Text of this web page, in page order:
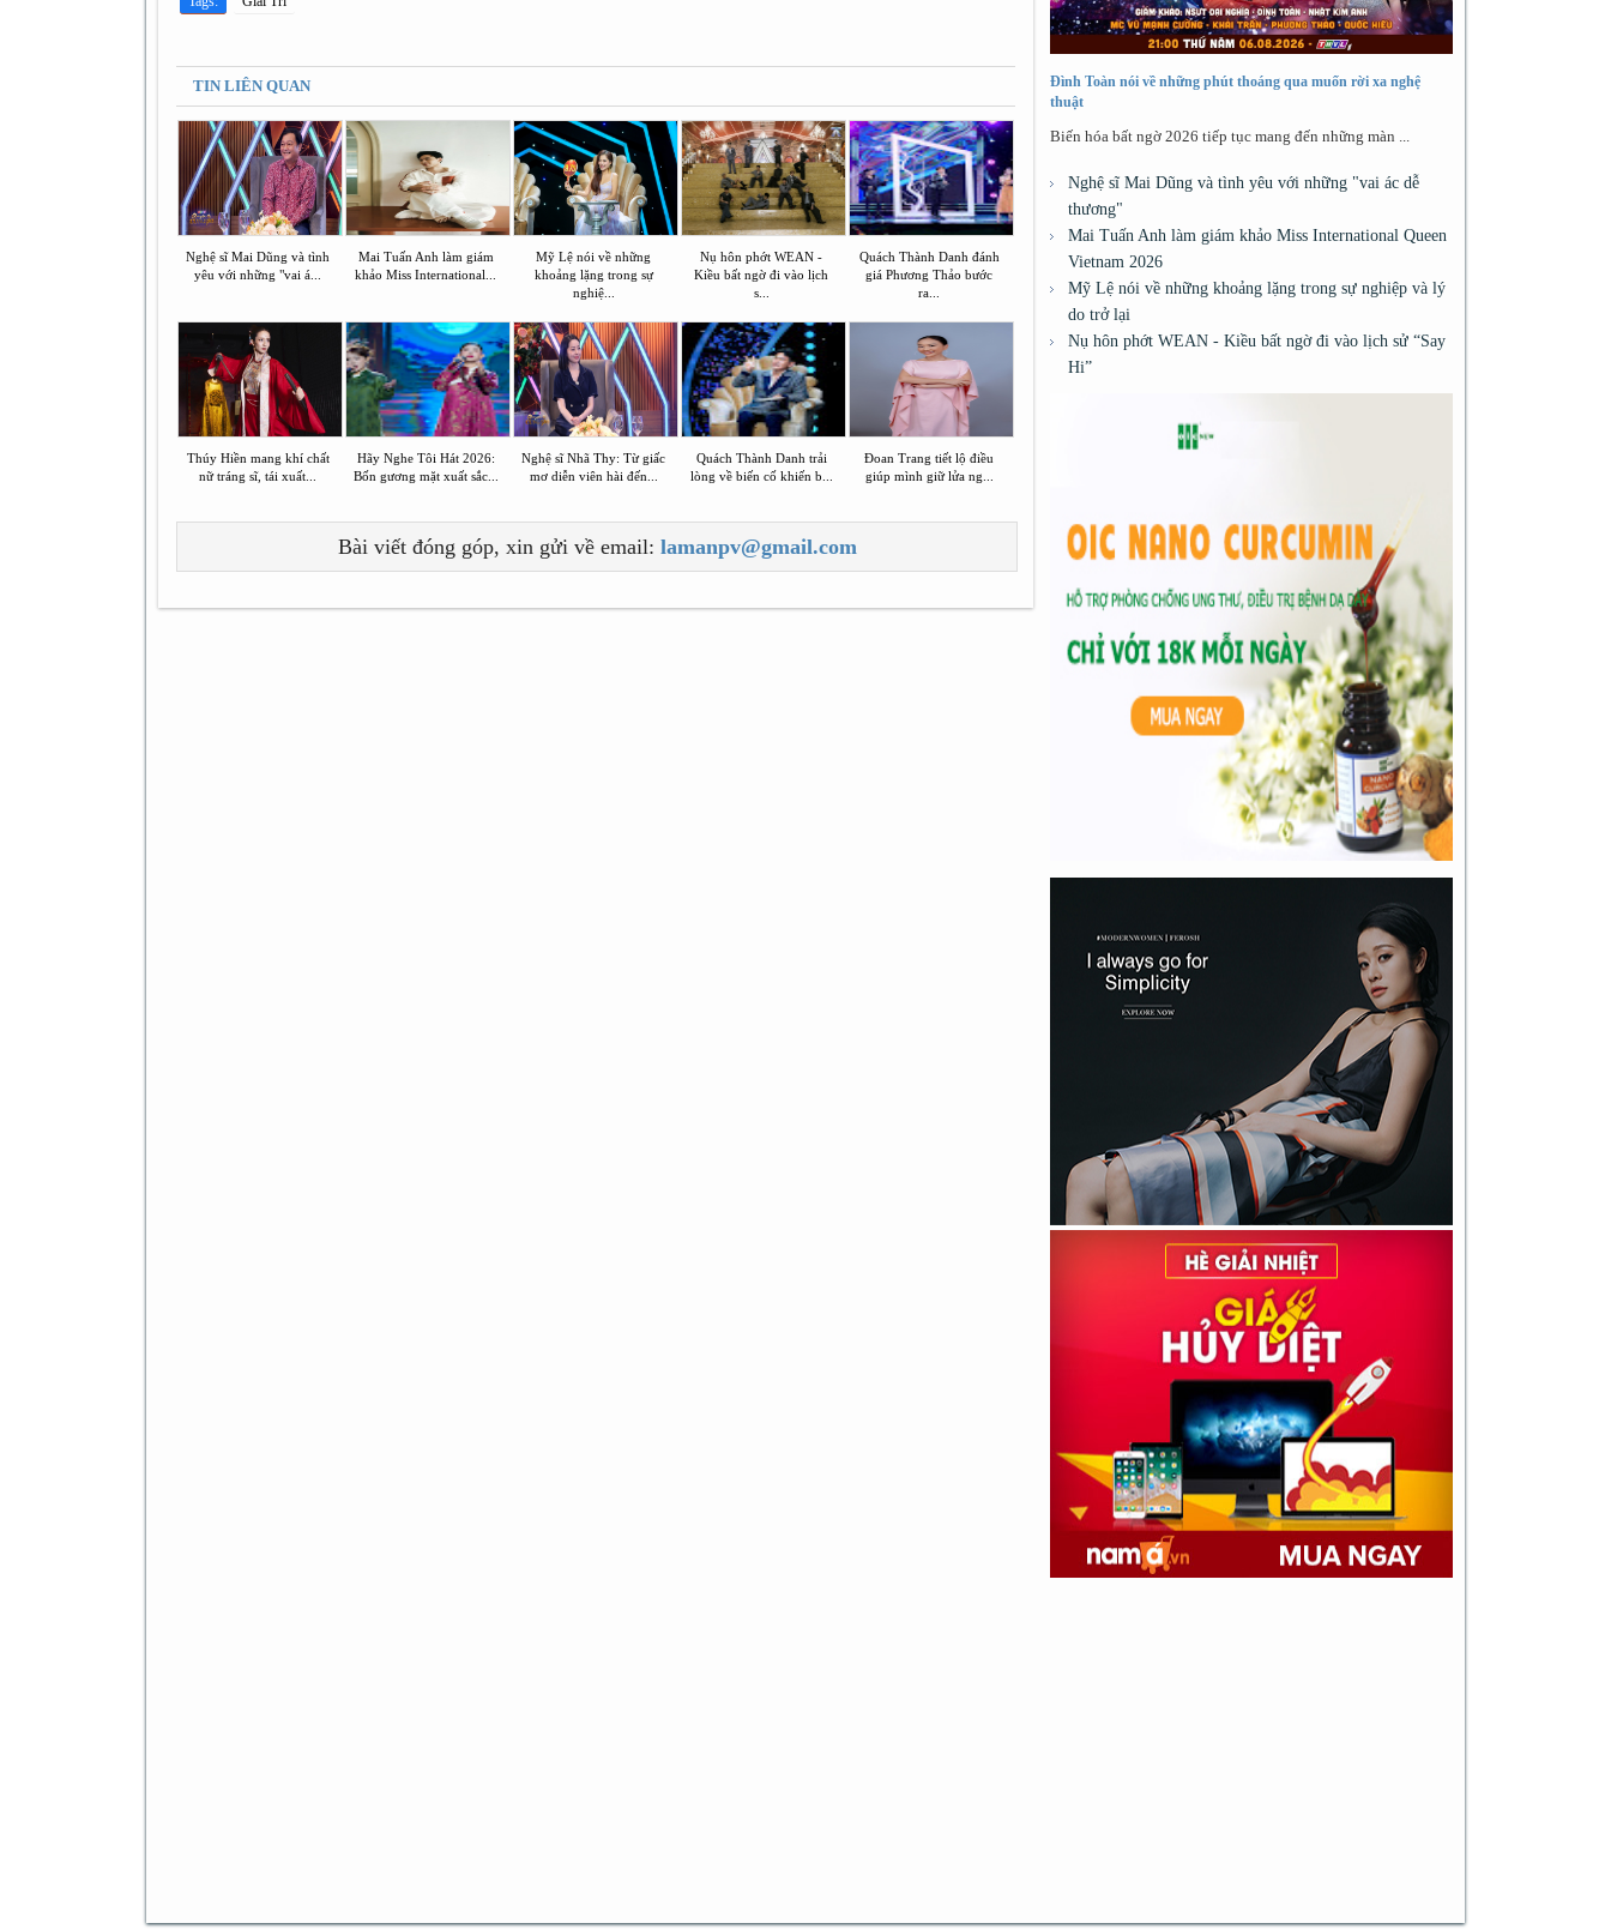
TIN LIÊN QUAN
Nghệ sĩ Mai Dũng và tình
yêu với những "vai á...
Mai Tuấn Anh làm giám
khảo Miss International...
Mỹ Lệ nói về những
khoảng lặng trong sự
nghiệ...
Nụ hôn phớt WEAN -
Kiều bất ngờ đi vào lịch
s...
Quách Thành Danh đánh
giá Phương Thảo bước
ra...
Thúy Hiền mang khí chất
nữ tráng sĩ, tái xuất...
Hãy Nghe Tôi Hát 2026:
Bốn gương mặt xuất sắc...
Nghệ sĩ Nhã Thy: Từ giấc
mơ diễn viên hài đến...
Quách Thành Danh trải
lòng về biến cố khiến b...
Đoan Trang tiết lộ điều
giúp mình giữ lửa ng...
Bài viết đóng góp, xin gửi về email: lamanpv@gmail.com
Đình Toàn nói về những phút thoáng qua muốn rời xa nghệ
thuật
Biến hóa bất ngờ 2026 tiếp tục mang đến những màn ...
Nghệ sĩ Mai Dũng và tình yêu với những "vai ác dễ
thương"
Mai Tuấn Anh làm giám khảo Miss International Queen
Vietnam 2026
Mỹ Lệ nói về những khoảng lặng trong sự nghiệp và lý
do trở lại
Nụ hôn phớt WEAN - Kiều bất ngờ đi vào lịch sử “Say
Hi”